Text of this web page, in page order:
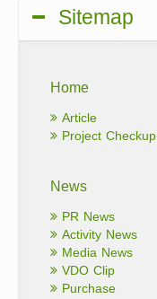
Sitemap
Home
Article
Project Checkup
News
PR News
Activity News
Media News
VDO Clip
Purchase